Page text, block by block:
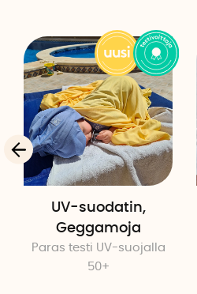
UV-suodatin,
Geggamoja
Paras testi UV-suojalla
50+